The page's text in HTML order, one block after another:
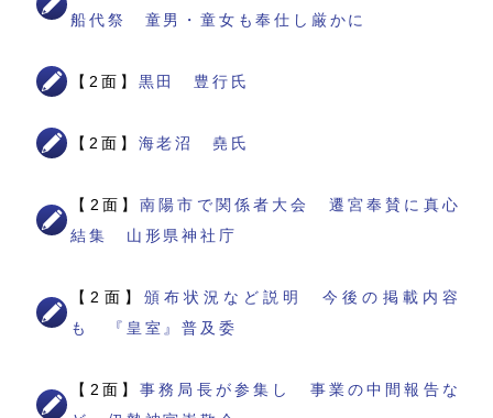
船代祭 童男・童女も奉仕し厳かに
【2面】 黒田 豊行氏
【2面】 海老沼 堯氏
【2面】南陽市で関係者大会 遷宮奉賛に真心
結集 山形県神社庁
【2面】 頒布状況など説明 今後の掲載内容
も 『皇室』普及委
【2面】事務局長が参集し 事業の中間報告な